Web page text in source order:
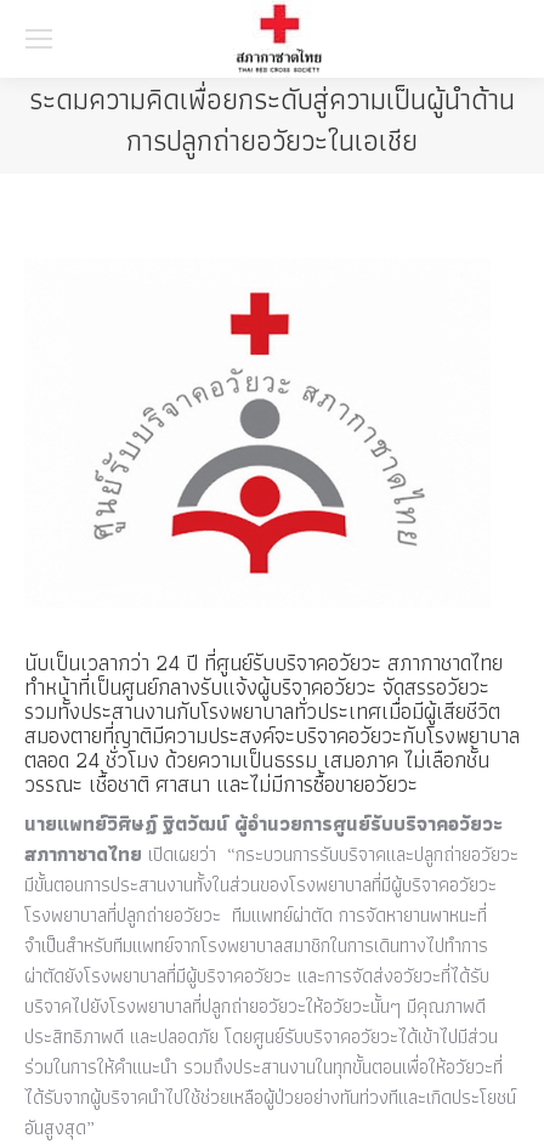
ระดมความคิดเพื่อยกระดับสู่ความเป็นผู้นำด้าน
การปลูกถ่ายอวัยวะในเอเชีย
นับเป็นเวลากว่า 24 ปี ที่ศูนย์รับบริจาคอวัยวะ สภากาชาดไทย
ทำหน้าที่เป็นศูนย์กลางรับแจ้งผู้บริจาคอวัยวะ จัดสรรอวัยวะ
รวมทั้งประสานงานกับโรงพยาบาลทั่วประเทศเมื่อมีผู้เสียชีวิต
สมองตายที่ญาติมีความประสงค์จะบริจาคอวัยวะกับโรงพยาบาล
ตลอด 24 ชั่วโมง ด้วยความเป็นธรรม เสมอภาค ไม่เลือกชั้น
วรรณะ เชื้อชาติ ศาสนา และไม่มีการซื้อขายอวัยวะ
นายแพทย์วิศิษฏ์ ฐิตวัฒน์ ผู้อำนวยการศูนย์รับบริจาคอวัยวะ
สภากาชาดไทย เปิดเผยว่า “กระบวนการรับบริจาคและปลูกถ่ายอวัยวะ
มีขั้นตอนการประสานงานทั้งในส่วนของโรงพยาบาลที่มีผู้บริจาคอวัยวะ
โรงพยาบาลที่ปลูกถ่ายอวัยวะ ทีมแพทย์ผ่าตัด การจัดหายานพาหนะที่
จำเป็นสำหรับทีมแพทย์จากโรงพยาบาลสมาชิกในการเดินทางไปทำการ
ผ่าตัดยังโรงพยาบาลที่มีผู้บริจาคอวัยวะ และการจัดส่งอวัยวะที่ได้รับ
บริจาคไปยังโรงพยาบาลที่ปลูกถ่ายอวัยวะให้อวัยวะนั้นๆ มีคุณภาพดี
ประสิทธิภาพดี และปลอดภัย โดยศูนย์รับบริจาคอวัยวะได้เข้าไปมีส่วน
ร่วมในการให้คำแนะนำ รวมถึงประสานงานในทุกขั้นตอนเพื่อให้อวัยวะที่
ได้รับจากผู้บริจาคนำไปใช้ช่วยเหลือผู้ป่วยอย่างทันท่วงทีและเกิดประโยชน์
อันสูงสุด”